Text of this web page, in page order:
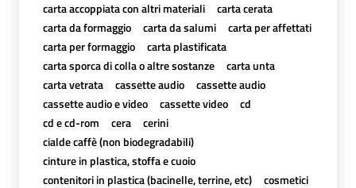
carta accoppiata con altri materiali
carta cerata
carta da formaggio
carta da salumi
carta per affettati
carta per formaggio
carta plastificata
carta sporca di colla o altre sostanze
carta unta
carta vetrata
cassette audio
cassette audio
cassette audio e video
cassette video
cd
cd e cd-rom
cera
cerini
cialde caffè (non biodegradabili)
cinture in plastica, stoffa e cuoio
contenitori in plastica (bacinelle, terrine, etc)
cosmetici